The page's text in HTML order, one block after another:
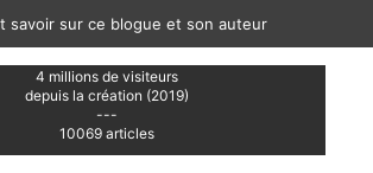
savoir sur ce blogue et son auteur
4 millions de visiteurs
depuis la création (2019)
---
10069 articles